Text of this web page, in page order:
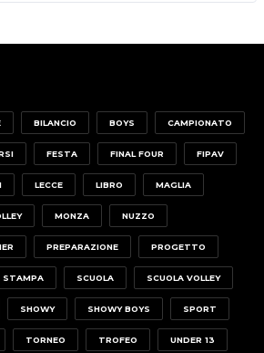
BILANCIO BOYS CAMPIONATO
FESTA FINAL FOUR FIPAV
LECCE LIBRO MAGLIA
MONZA NUZZO
PREPARAZIONE PROGETTO
STAMPA SCUOLA SCUOLA VOLLEY
SHOWY SHOWY BOYS SPORT
TORNEO TROFEO UNDER 13